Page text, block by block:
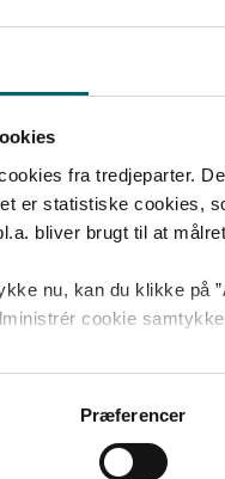
fra tredjeparter.
er statistiske cookies,
bliver brugt til at
nu, kan du klikke på
cookie
ogbehandling
Præferencer
luft i økonomien for at få